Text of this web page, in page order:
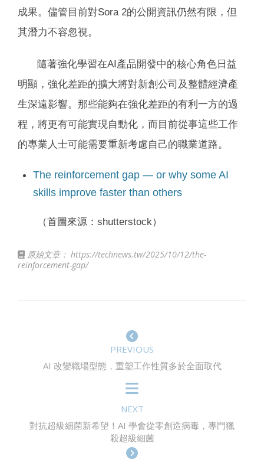
成果。儘管目前對Sora 2的公開資訊仍然有限，但
其潛力不容忽視。
隨著強化學習在AI產品開發中的核心角色日益
明顯，強化差距的擴大將對新創公司及整體經濟產
生深遠影響。那些能夠在強化差距的有利一方的過
程，將更有可能實現自動化，而目前從事這些工作
的專業人士可能需要重新考慮自己的職業道路。
The reinforcement gap — or why some AI
skills improve faster than others
（首圖來源：shutterstock）
原始文章： https://technews.tw/2025/10/12/the-
reinforcement-gap/
PREVIOUS
AI 改變職場型態，重塑工作性質多於全面取代
NEXT
對抗超級細菌新希望！AI 學會從零創造病毒，專門獵
殺超級細菌